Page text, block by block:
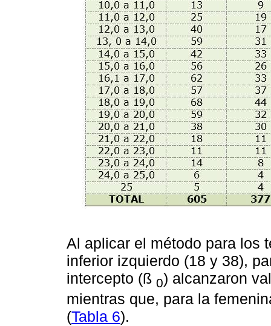
Al aplicar el método para los
inferior izquierdo (18 y 38),
intercepto (ß 0) alcanzaron
mientras que, para la
(Tabla 6).